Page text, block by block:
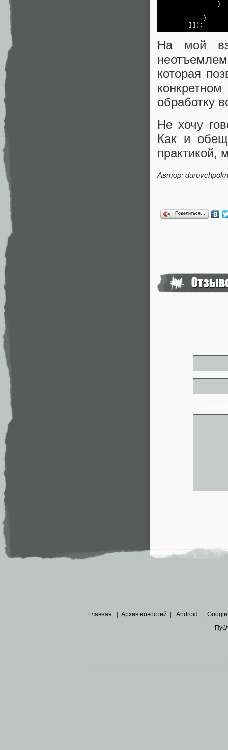
                }
            }
На мой
которая
обработку
Не хочу
Как и
практикой,
Автор:
Поделиться…
Главная Архив новостей Android Google